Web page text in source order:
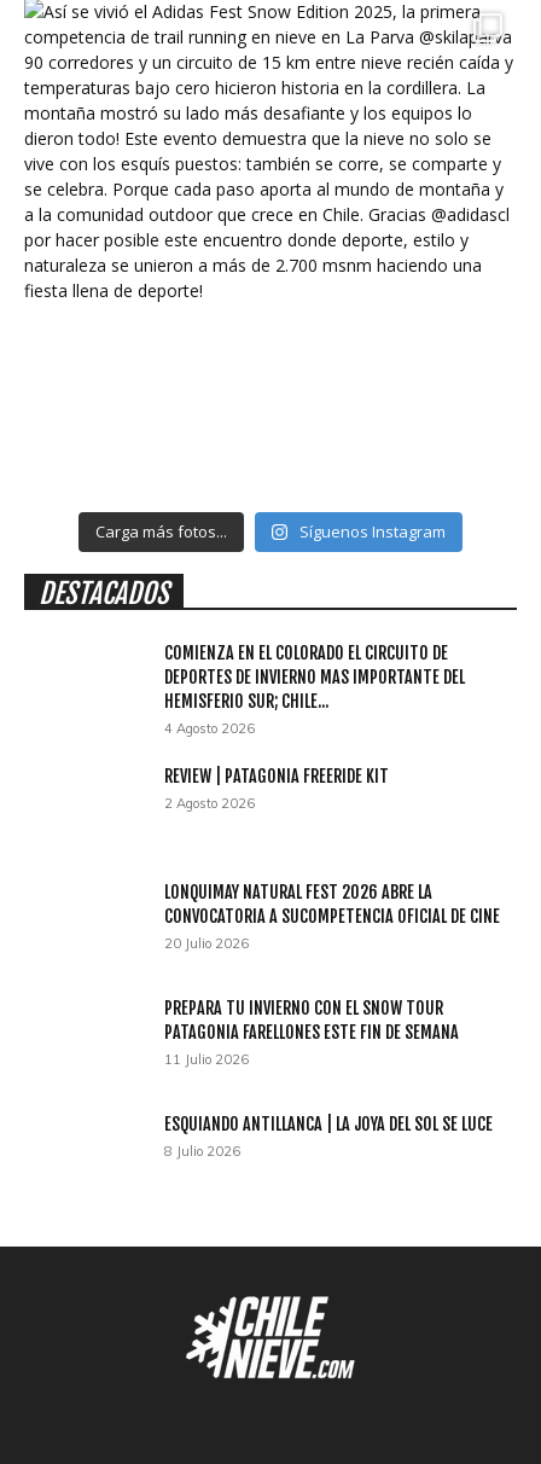
Carga más fotos... Síguenos Instagram
DESTACADOS
COMIENZA EN EL COLORADO EL CIRCUITO DE
DEPORTES DE INVIERNO MAS IMPORTANTE DEL
HEMISFERIO SUR; CHILE...
4 Agosto 2026
REVIEW | PATAGONIA FREERIDE KIT
2 Agosto 2026
LONQUIMAY NATURAL FEST 2026 ABRE LA
CONVOCATORIA A SUCOMPETENCIA OFICIAL DE CINE
20 Julio 2026
PREPARA TU INVIERNO CON EL SNOW TOUR
PATAGONIA FARELLONES ESTE FIN DE SEMANA
11 Julio 2026
ESQUIANDO ANTILLANCA | LA JOYA DEL SOL SE LUCE
8 Julio 2026